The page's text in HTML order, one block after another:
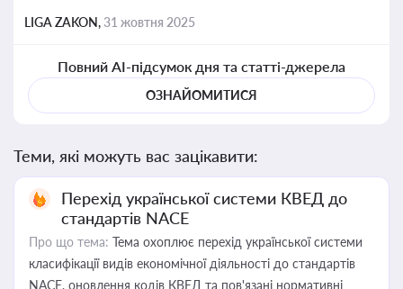
LIGA ZAKON,31 жовтня 2025
Повний AI-підсумок дня та статті-джерела
ОЗНАЙОМИТИСЯ
Теми, які можуть вас зацікавити:
Перехід української системи КВЕД до
стандартів NACE
Про що тема: Тема охоплює перехід української системи
класифікації видів економічної діяльності до стандартів
NACE, оновлення кодів КВЕД та пов'язані нормативні